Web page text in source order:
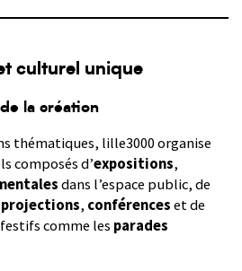
culturel unique
la création
thématiques, lille3000 organise
composés d’expositions,
dans l’espace public, de
projections, conférenceset de
comme les parades